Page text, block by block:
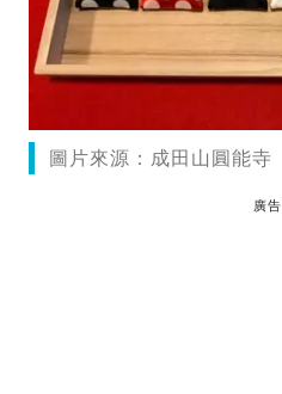
圖片來源：成田山圓能寺
廣告